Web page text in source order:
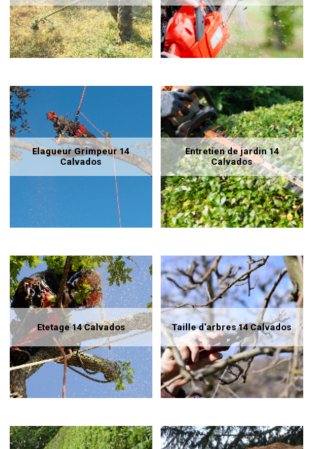
Elagueur Grimpeur 14
Calvados
Entretien de jardin 14
Calvados
Etetage 14 Calvados Taille d'arbres 14 Calvados